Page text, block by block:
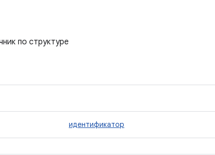
по структуре
идентификатор